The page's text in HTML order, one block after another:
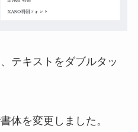
テキストをダブルタッ
体を変更しました。